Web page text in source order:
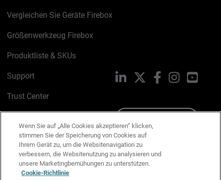
Vergleichen Sie Geräte Firebox
Größenwerkzeug Firebox
Produktliste & SKUs
Support
Trust Center
Cookie-Richtlinie
Datenschutzrichtlinie
Media & Brand Kit
LinkedIn FacebookInstagram
Wenn Sie auf „Alle Cookies akzeptieren“ klicken,
stimmen Sie der Speicherung von Cookies auf
Ihrem Gerät zu, um die Websitenavigation zu
verbessern, die Websitenutzung zu analysieren und
unsere Marketingbemühungen zu unterstützen.
Cookie-Richtlinie